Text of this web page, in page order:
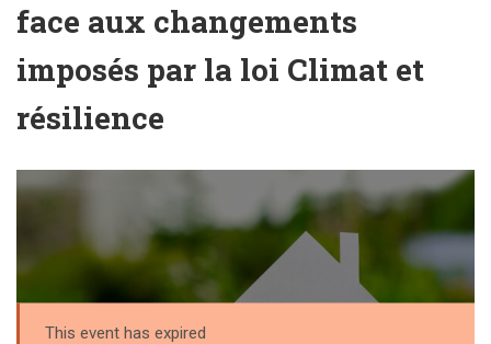
face aux changements
imposés par la loi Climat et
résilience
This event has expired